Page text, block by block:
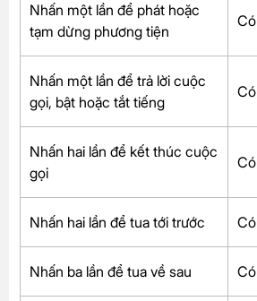
Nhấn một lần để phát hoặc
tạm dừng phương tiện
Có
Nhấn một lần để trả lời cuộc
gọi, bật hoặc tắt tiếng
Có
Nhấn hai lần để kết thúc cuộc
gọi
Có
Nhấn hai lần để tua tới trước Có
Nhấn ba lần để tua về sau Có